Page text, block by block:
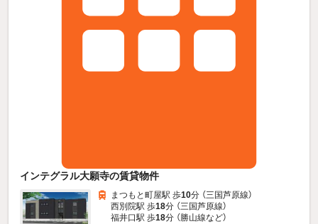
インテグラル大願寺の賃貸物件
まつもと町屋駅 歩10分 （三国芦原線）
西別院駅 歩18分 （三国芦原線）
福井口駅 歩18分 （勝山線など）